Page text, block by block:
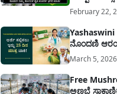
February 22,
ನೊಂದಣಿ
March 5, 2026
Free
ಅಣಬೆ